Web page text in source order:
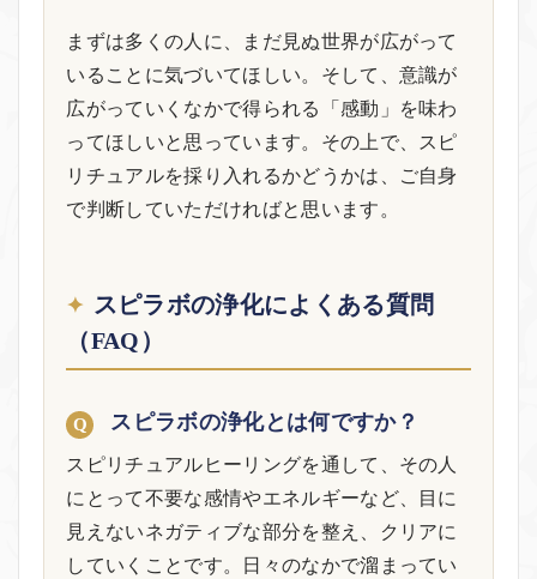
まずは多くの人に、まだ見ぬ世界が広がって
いることに気づいてほしい。そして、意識が
広がっていくなかで得られる「感動」を味わ
ってほしいと思っています。その上で、スピ
リチュアルを採り入れるかどうかは、ご自身
で判断していただければと思います。
スピラボの浄化によくある質問
（FAQ）
スピラボの浄化とは何ですか？
スピリチュアルヒーリングを通して、その人
にとって不要な感情やエネルギーなど、目に
見えないネガティブな部分を整え、クリアに
していくことです。日々のなかで溜まってい